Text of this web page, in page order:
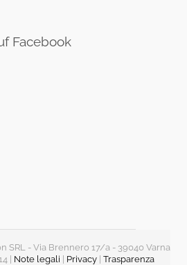
Facebook
SRL - Via Brennero 17/a - 39040 Varna
| Note legali Privacy Trasparenza